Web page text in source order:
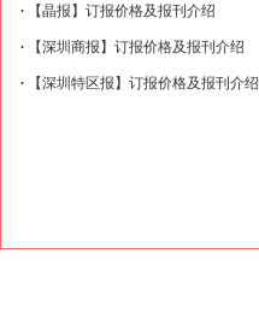
【晶报】订报价格及报刊介绍
【深圳商报】订报价格及报刊介绍
【深圳特区报】订报价格及报刊介绍